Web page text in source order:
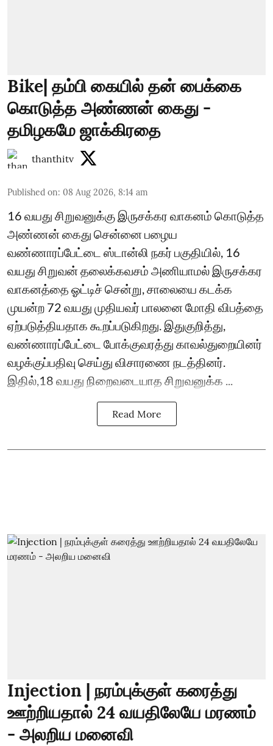
Bike| தம்பி கையில் தன் பைக்கை
கொடுத்த அண்ணன் கைது -
தமிழகமே ஜாக்கிரதை
thanthitv
Published on: 08 Aug 2026, 8:14 am
16 வயது சிறுவனுக்கு இருசக்கர வாகனம் கொடுத்த
அண்ணன் கைது சென்னை பழைய
வண்ணாரப்பேட்டை ஸ்டான்லி நகர் பகுதியில், 16
வயது சிறுவன் தலைக்கவசம் அணியாமல் இருசக்கர
வாகனத்தை ஓட்டிச் சென்று, சாலையை கடக்க
முயன்ற 72 வயது முதியவர் பாலனை மோதி விபத்தை
ஏற்படுத்தியதாக கூறப்படுகிறது. இதுகுறித்து,
வண்ணாரப்பேட்டை போக்குவரத்து காவல்துறையினர்
வழக்குப்பதிவு செய்து விசாரணை நடத்தினர்.
இதில்,18 வயது நிறைவடையாத சிறுவனுக்க ...
Read More
Injection | நரம்புக்குள் கரைத்து
ஊற்றியதால் 24 வயதிலேயே மரணம்
- அலறிய மனைவி